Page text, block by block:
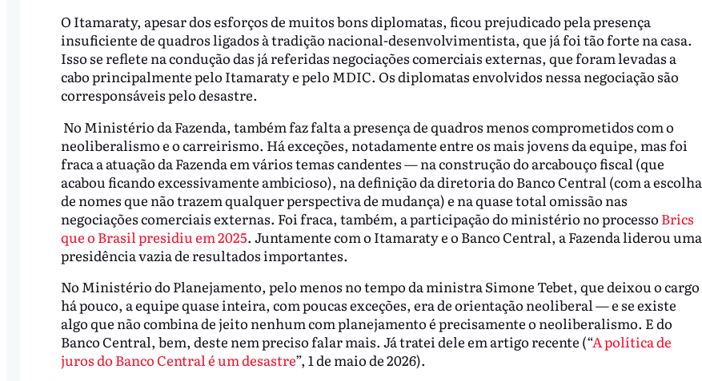
O Itamaraty, apesar dos esforços de muitos bons diplomatas, ficou prejudicado pela presença
insuficiente de quadros ligados à tradição nacional-desenvolvimentista, que já foi tão forte na casa.
Isso se reflete na condução das já referidas negociações comerciais externas, que foram levadas a
cabo principalmente pelo Itamaraty e pelo MDIC. Os diplomatas envolvidos nessa negociação são
corresponsáveis pelo desastre.
No Ministério da Fazenda, também faz falta a presença de quadros menos comprometidos com o
neoliberalismo e o carreirismo. Há exceções, notadamente entre os mais jovens da equipe, mas foi
fraca a atuação da Fazenda em vários temas candentes — na construção do arcabouço fiscal (que
acabou ficando excessivamente ambicioso), na definição da diretoria do Banco Central (com a escolha
de nomes que não trazem qualquer perspectiva de mudança) e na quase total omissão nas
negociações comerciais externas. Foi fraca, também, a participação do ministério no processo Brics
que o Brasil presidiu em 2025. Juntamente com o Itamaraty e o Banco Central, a Fazenda liderou uma
presidência vazia de resultados importantes.
No Ministério do Planejamento, pelo menos no tempo da ministra Simone Tebet, que deixou o cargo
há pouco, a equipe quase inteira, com poucas exceções, era de orientação neoliberal — e se existe
algo que não combina de jeito nenhum com planejamento é precisamente o neoliberalismo. E do
Banco Central, bem, deste nem preciso falar mais. Já tratei dele em artigo recente (“A política de
juros do Banco Central é um desastre”, 1 de maio de 2026).